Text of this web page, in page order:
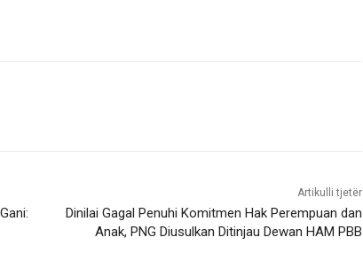
Artikulli tjetër
Dinilai Gagal Penuhi Komitmen Hak Perempuan dan
Anak, PNG Diusulkan Ditinjau Dewan HAM PBB